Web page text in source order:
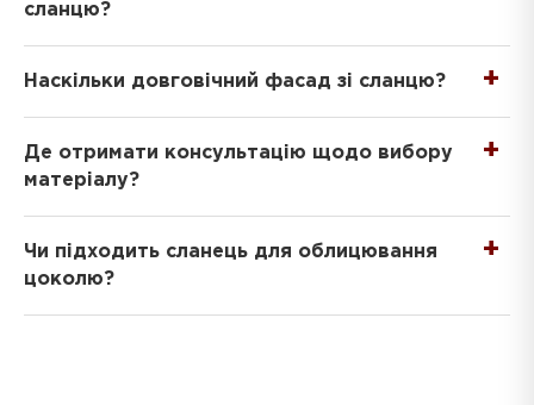
сланцю?
Наскільки довговічний фасад зі сланцю?
Де отримати консультацію щодо вибору
матеріалу?
Чи підходить сланець для облицювання
цоколю?